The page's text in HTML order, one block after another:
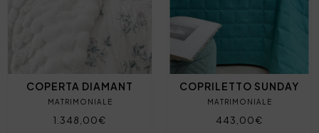
COPERTA DIAMANT
MATRIMONIALE
1.348,00€
COPRILETTO SUNDAY
MATRIMONIALE
443,00€